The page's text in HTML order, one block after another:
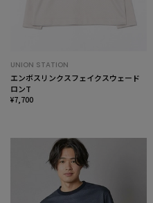
UNION STATION
エンボスリンクスフェイクスウェード
ロンT
¥7,700